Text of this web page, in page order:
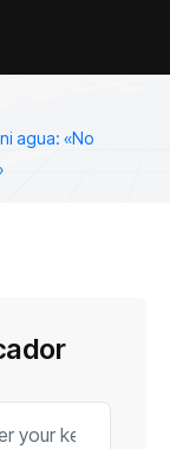
agua: «No